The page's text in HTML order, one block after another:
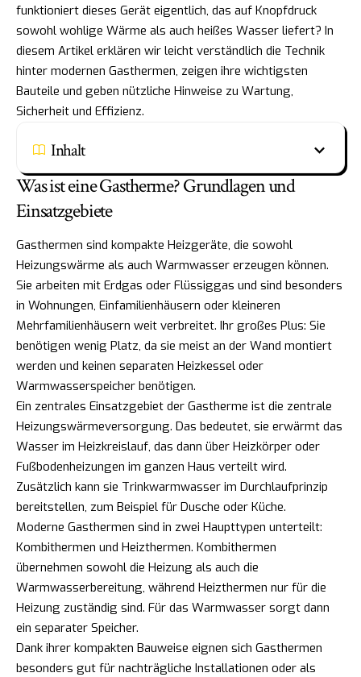
funktioniert dieses Gerät eigentlich, das auf Knopfdruck
sowohl wohlige Wärme als auch heißes Wasser liefert? In
diesem Artikel erklären wir leicht verständlich die Technik
hinter modernen Gasthermen, zeigen ihre wichtigsten
Bauteile und geben nützliche Hinweise zu Wartung,
Sicherheit und Effizienz.
Inhalt
Was ist eine Gastherme? Grundlagen und
Einsatzgebiete
Gasthermen sind kompakte Heizgeräte, die sowohl
Heizungswärme als auch Warmwasser erzeugen können.
Sie arbeiten mit Erdgas oder Flüssiggas und sind besonders
in Wohnungen, Einfamilienhäusern oder kleineren
Mehrfamilienhäusern weit verbreitet. Ihr großes Plus: Sie
benötigen wenig Platz, da sie meist an der Wand montiert
werden und keinen separaten Heizkessel oder
Warmwasserspeicher benötigen.
Ein zentrales Einsatzgebiet der Gastherme ist die zentrale
Heizungswärmeversorgung. Das bedeutet, sie erwärmt das
Wasser im Heizkreislauf, das dann über Heizkörper oder
Fußbodenheizungen im ganzen Haus verteilt wird.
Zusätzlich kann sie Trinkwarmwasser im Durchlaufprinzip
bereitstellen, zum Beispiel für Dusche oder Küche.
Moderne Gasthermen sind in zwei Haupttypen unterteilt:
Kombithermen und Heizthermen. Kombithermen
übernehmen sowohl die Heizung als auch die
Warmwasserbereitung, während Heizthermen nur für die
Heizung zuständig sind. Für das Warmwasser sorgt dann
ein separater Speicher.
Dank ihrer kompakten Bauweise eignen sich Gasthermen
besonders gut für nachträgliche Installationen oder als